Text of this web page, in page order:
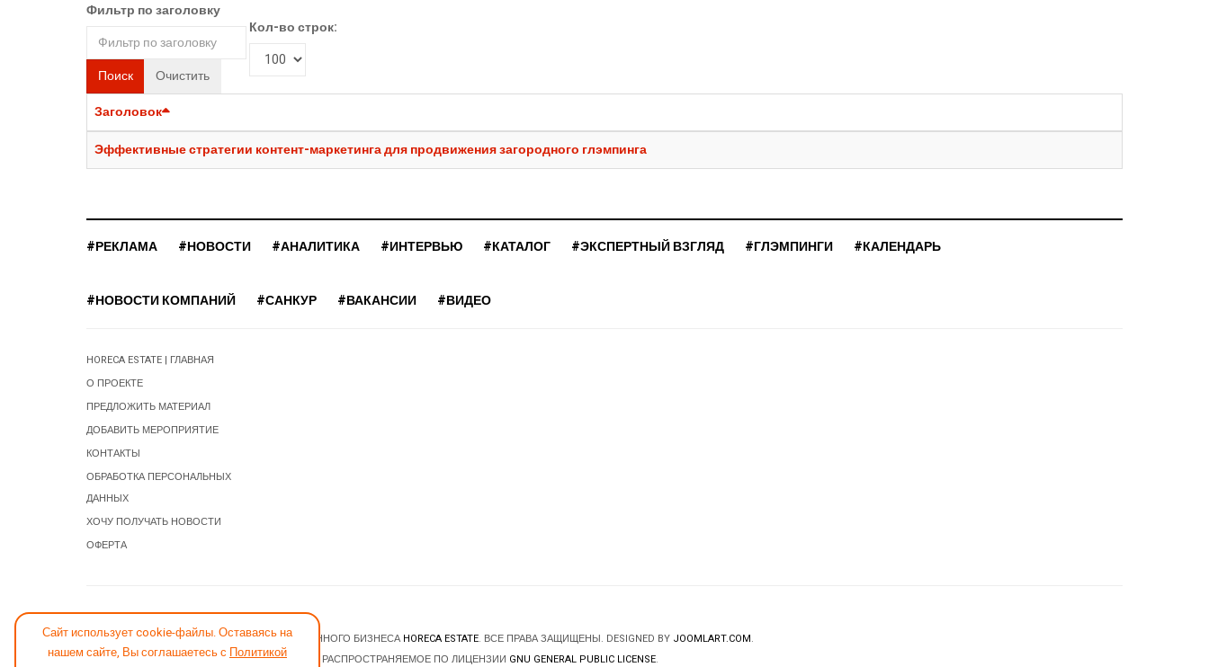
Фильтр по заголовку
Поиск Очистить
Кол-во строк:
Заголовок
Эффективные стратегии контент-маркетинга для продвижения загородного глэмпинга
Сайт использует cookie-файлы. Оставаясь на
нашем сайте, Вы соглашаетесь с Политикой
#РЕКЛАМА #НОВОСТИ #АНАЛИТИКА #ИНТЕРВЬЮ #КАТАЛОГ #ЭКСПЕРТНЫЙ ВЗГЛЯД #ГЛЭМПИНГИ #КАЛЕНДАРЬ
#НОВОСТИ КОМПАНИЙ #САНКУР #ВАКАНСИИ #ВИДЕО
HORECA ESTATE | ГЛАВНАЯ
О ПРОЕКТЕ
ПРЕДЛОЖИТЬ МАТЕРИАЛ
ДОБАВИТЬ МЕРОПРИЯТИЕ
КОНТАКТЫ
ОБРАБОТКА ПЕРСОНАЛЬНЫХ
ДАННЫХ
ХОЧУ ПОЛУЧАТЬ НОВОСТИ
ОФЕРТА
© 2026 НОВОСТИ ГОСТИНИЧНОГО И РЕСТОРАННОГО БИЗНЕСА HORECA ESTATE. ВСЕ ПРАВА ЗАЩИЩЕНЫ. DESIGNED BY JOOMLART.COM.
JOOMLA! CMS- ПРОГРАММНОЕ ОБЕСПЕЧЕНИЕ, РАСПРОСТРАНЯЕМОЕ ПО ЛИЦЕНЗИИ GNU GENERAL PUBLIC LICENSE.